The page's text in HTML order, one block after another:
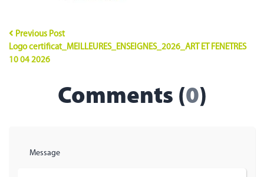
Previous Post
Logo certificat_MEILLEURES_ENSEIGNES_2026_ART ET FENETRES
10 04 2026
Comments (0)
Message